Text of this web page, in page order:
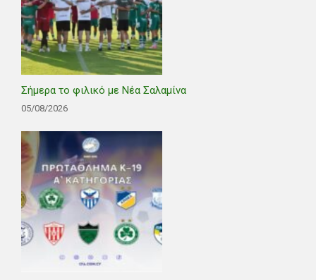
Σήμερα το φιλικό με Νέα Σαλαμίνα
05/08/2026